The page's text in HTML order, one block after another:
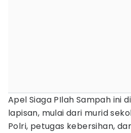
Apel Siaga PIlah Sampah ini
lapisan, mulai dari murid
Polri, petugas kebersihan,